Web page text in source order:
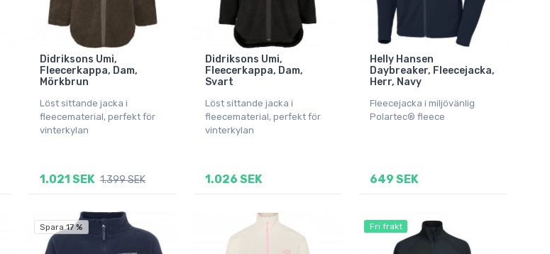
Didriksons Umi,
Fleecerkappa, Dam,
Mörkbrun
Löst sittande jacka i
fleecematerial, perfekt för
vinterkylan
1.021 SEK 1.399 SEK
Didriksons Umi,
Fleecerkappa, Dam,
Svart
Löst sittande jacka i
fleecematerial, perfekt för
vinterkylan
1.026 SEK
Helly Hansen
Daybreaker, Fleecejacka,
Herr, Navy
Fleecejacka i miljövänlig
Polartec® fleece
649 SEK
Spara 17 % Fri frakt